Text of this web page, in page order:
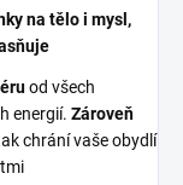
na tělo i mysl,
od všech
energií. Zároveň
chrání vaše obydlí